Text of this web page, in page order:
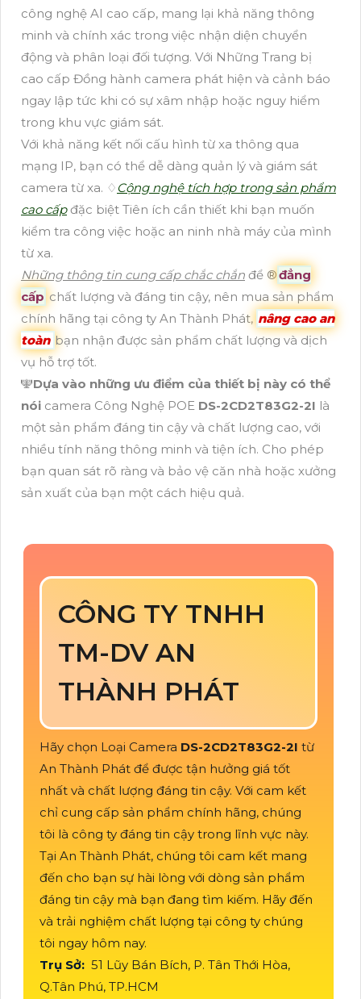
công nghệ AI cao cấp, mang lại khả năng thông
minh và chính xác trong việc nhận diện chuyển
động và phân loại đối tượng. Với Những Trang bị
cao cấp Đồng hành camera phát hiện và cảnh báo
ngay lập tức khi có sự xâm nhập hoặc nguy hiểm
trong khu vực giám sát.
Với khả năng kết nối cấu hình từ xa thông qua
mạng IP, bạn có thể dễ dàng quản lý và giám sát
camera từ xa. ♢ Cộng nghệ tích hợp trong sản phẩm
cao cấpđặc biệt Tiên ích cần thiết khi bạn muốn
kiểm tra công việc hoặc an ninh nhà máy của mình
từ xa.
Những thông tin cung cấp chắc chắn để ®️đẳng
cấp chất lượng và đáng tin cậy, nên mua sản phẩm
chính hãng tại công ty An Thành Phát, nâng cao an
toàn bạn nhận được sản phẩm chất lượng và dịch
vụ hỗ trợ tốt.
️🕎Dựa vào những ưu điểm của thiết bị này có thể
nói camera Công Nghệ POE DS-2CD2T83G2-2I là
một sản phẩm đáng tin cậy và chất lượng cao, với
nhiều tính năng thông minh và tiện ích. Cho phép
bạn quan sát rõ ràng và bảo vệ căn nhà hoặc xưởng
sản xuất của bạn một cách hiệu quả.
CÔNG TY TNHH
TM-DV AN
THÀNH PHÁT
Hãy chọn Loại Camera DS-2CD2T83G2-2I từ
An Thành Phát để được tận hưởng giá tốt
nhất và chất lượng đáng tin cậy. Với cam kết
chỉ cung cấp sản phẩm chính hãng, chúng
tôi là công ty đáng tin cậy trong lĩnh vực này.
Tại An Thành Phát, chúng tôi cam kết mang
đến cho bạn sự hài lòng với dòng sản phẩm
đáng tin cậy mà bạn đang tìm kiếm. Hãy đến
và trải nghiệm chất lượng tại công ty chúng
tôi ngay hôm nay.
Trụ Sở: 51 Lũy Bán Bích, P. Tân Thới Hòa,
Q.Tân Phú, TP.HCM